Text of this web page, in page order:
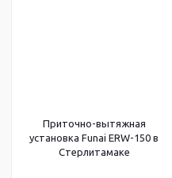
Приточно-вытяжная
установка Funai ERW-150 в
Стерлитамаке